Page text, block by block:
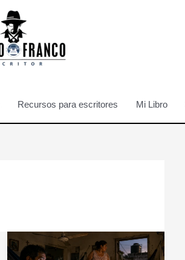
Recursos para escritores Mi Libro